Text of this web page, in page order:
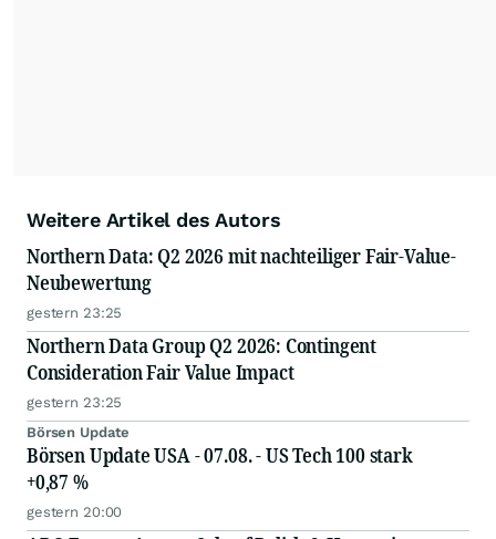
Weitere Artikel des Autors
Northern Data: Q2 2026 mit nachteiliger Fair-Value-
Neubewertung
gestern 23:25
Northern Data Group Q2 2026: Contingent
Consideration Fair Value Impact
gestern 23:25
Börsen Update
Börsen Update USA - 07.08. - US Tech 100 stark
+0,87 %
gestern 20:00